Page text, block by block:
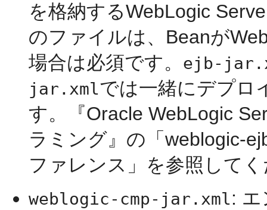
を格納するWebLogic
のファイルは、Beanが
場合は必須です。 ejb-
jar.xmlでは一緒にデプロ
す。『Oracle WebLogic
ラミング』の「weblogic-
ファレンス」を参照して
weblogic-cmp-jar.xml: